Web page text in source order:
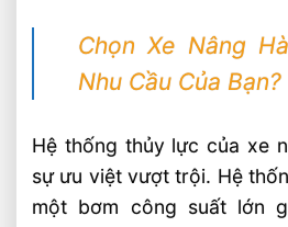
Chọn Xe Nâng
Nhu Cầu Của Bạn?
Hệ thống thủy lực của xe
sự ưu việt vượt trội. Hệ
một bơm công suất lớn